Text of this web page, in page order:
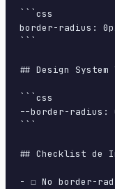
```css
border-radius:
```
## Design
```css
--border-
```
## Checklist de
- ☐ No border-